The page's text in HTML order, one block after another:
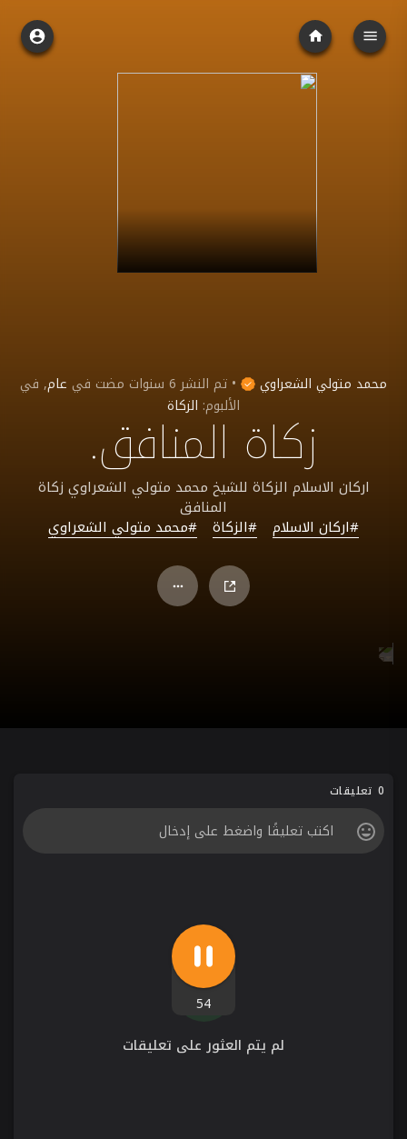
محمد متولي الشعراوي • تم النشر6 سنوات مضت في عام, في
الألبوم: الزكاة
زكاة المنافق.
اركان الاسلام الزكاة للشيخ محمد متولي الشعراوي زكاة
المنافق
#اركان الاسلام #الزكاة #محمد متولي الشعراوي
54
0 تعليقات
لم يتم العثور على تعليقات